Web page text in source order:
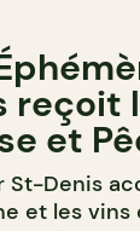
reçoit
et
St-Denis
et les vins